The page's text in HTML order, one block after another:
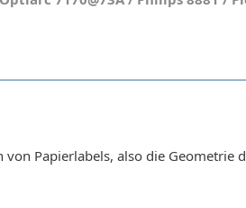
Papierlabels, also die Geometrie